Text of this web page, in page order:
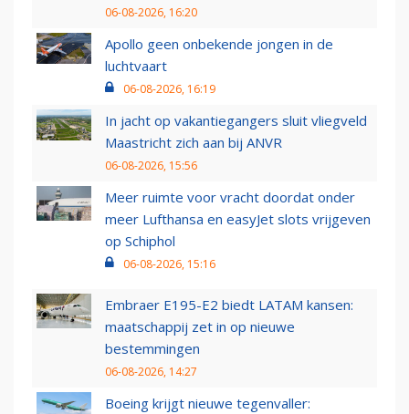
06-08-2026, 16:20
Apollo geen onbekende jongen in de
luchtvaart
06-08-2026, 16:19
In jacht op vakantiegangers sluit vliegveld
Maastricht zich aan bij ANVR
06-08-2026, 15:56
Meer ruimte voor vracht doordat onder
meer Lufthansa en easyJet slots vrijgeven
op Schiphol
06-08-2026, 15:16
Embraer E195-E2 biedt LATAM kansen:
maatschappij zet in op nieuwe
bestemmingen
06-08-2026, 14:27
Boeing krijgt nieuwe tegenvaller: